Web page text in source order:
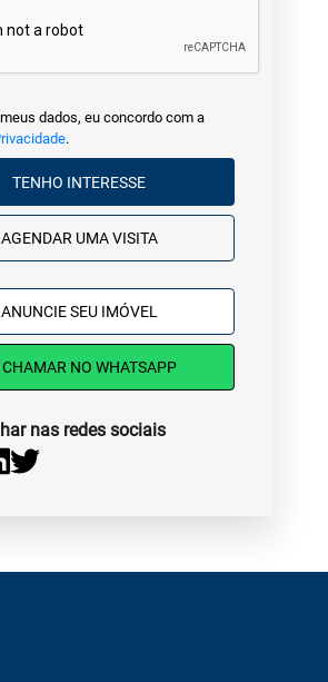
dados, eu concordo com a
.
TENHO INTERESSE
AGENDAR UMA VISITA
ANUNCIE SEU IMÓVEL
CHAMAR NO WHATSAPP
nas redes sociais